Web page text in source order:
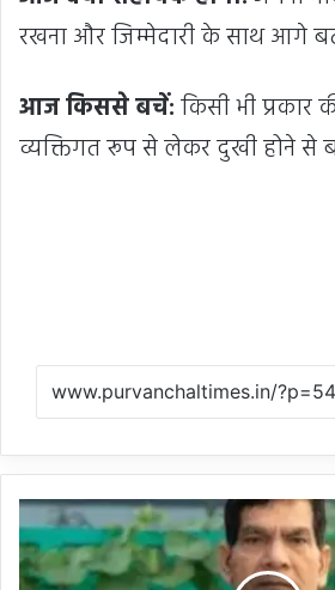
रखना और जिम्मेदारी के साथ आगे
आज किससे बचें:किसी भी
व्यक्तिगत रूप से लेकर दुखी होने से
म
णि
क